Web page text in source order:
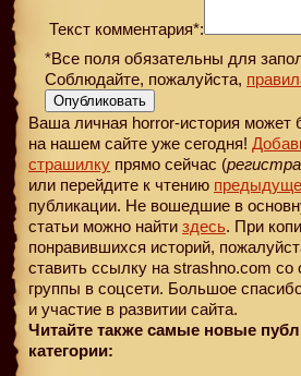
Текст комментария*:
*Все поля обязательны для
Соблюдайте, пожалуйста,
Опубликовать
Ваша личная horror-история может
на нашем сайте уже сегодня!
страшилку прямо сейчас (
или перейдите к чтению
публикации. Не вошедшие в
статьи можно найти здесь. При
понравившихся историй,
ставить ссылку на strashno.com со
группы в соцсети. Большое
и участие в развитии сайта.
Читайте также самые новые
категории: